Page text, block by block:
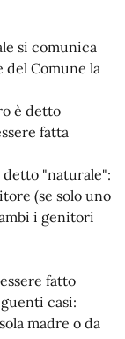
si comunica
del Comune la
è detto
fatta
"naturale":
(se solo uno
i genitori
fatto
casi:
madre o da